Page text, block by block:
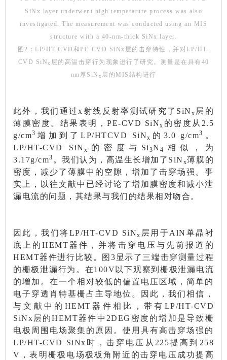
SiNx layer underwent high temperature process was also
investigated. The measurement was conducted using an MIS
structure with a 40-nm-thick SiNx layer.
图2：LP/HT-CVD和PE-CVD SiNx层的击穿特性，并对LP/HT-
CVD SiN x 层的高温击穿行为现象进行了研究。测量是在具有40
nm厚SiN x 层的MIS结构进行
此外，我们通过x射线反射率测试研究了SiN x 层的
薄膜密度。结果表明，PE-CVD SiNx 的密度从2.5
g/cm3 增加到了LP/HTCVD SiNx 的3.0 g/cm3 。
LP/HT-CVD SiN x 的密度与Si 3N 4
相似，为
3.17g/cm3 。我们认为，高温生长增加了SiN x薄膜的
密度，减少了薄膜中的空隙，增加了击穿场强。事
实上，以往文献中已经讨论了增加膜密度和减小泄
漏电流的问题，其结果与我们的结果相对吻合。
因此，我们将LP/HT-CVD SiNx 层用于AlN单晶衬
底上的HEMT器件，并将击穿电压与先前报道的
HEMT器件进行比较。 图3显示了三端击穿测量过程
的栅极泄漏行为。在100V以下观察到栅极泄漏电流
的增加。在一个相对较低的偏置电压区域，简单的
电子穿透肖特基栅占 主导地位 。因此，我们相信，
与文献中的HEMT器件相比，带有LP/HT-CVD
SiNx层的HEMT器件中2DEG密度的增加是导致栅
电极周围电场聚集的原因。使用具有高击穿场强的
LP/HT-CVD SiNx时，击穿电压从225提高到258
V，表明栅极电场极板角附近的击穿电压成功提高